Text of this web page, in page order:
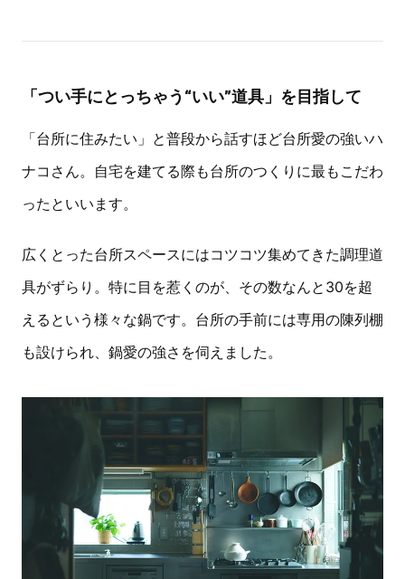
「つい手にとっちゃう“いい”道具」を目指して
「台所に住みたい」と普段から話すほど台所愛の強いハ
ナコさん。自宅を建てる際も台所のつくりに最もこだわ
ったといいます。
広くとった台所スペースにはコツコツ集めてきた調理道
具がずらり。特に目を惹くのが、その数なんと30を超
えるという様々な鍋です。台所の手前には専用の陳列棚
も設けられ、鍋愛の強さを伺えました。